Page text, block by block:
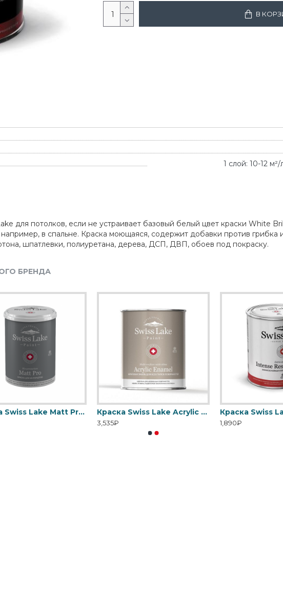
В
1 слой: 10-12
для потолков, если не устраивает базовый белый цвет краски White
в спальне. Краска моющаяся, содержит добавки против грибка
шпатлевки, полиуретана, дерева, ДСП, ДВП, обоев под покраску.
БРЕНДА
Краска Swiss Lake Matt Pro - Матовая водно-дисперсионная Краска Swiss Lake Acrylic Enamel - Эмаль на водной основе для дерева
3,535₽ 1,890₽